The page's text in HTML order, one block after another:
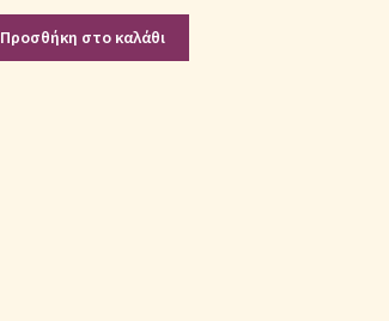
Προσθήκη στο καλάθι